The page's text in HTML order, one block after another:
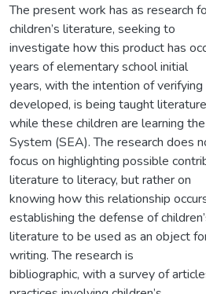
The present work has as research
children’s literature, seeking to
investigate how this product has
years of elementary school initial
years, with the intention of
developed, is being taught literature
while these children are learning
System (SEA). The research does
focus on highlighting possible
literature to literacy, but rather on
knowing how this relationship
establishing the defense of
literature to be used as an object
writing. The research is
bibliographic, with a survey of